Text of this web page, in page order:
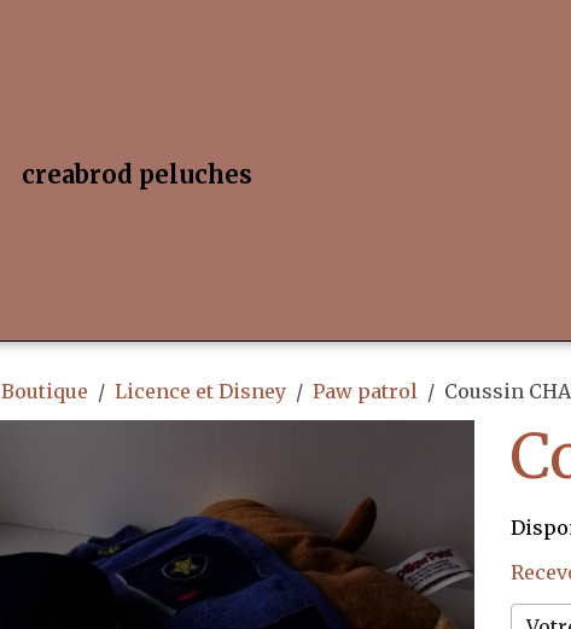
creabrod peluches
Boutique Licence et Disney Paw patrol Coussin